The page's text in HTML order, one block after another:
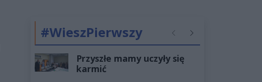
#WieszPierwszy PoprzednieNastępne
Przyszłe mamy uczyły się
karmić